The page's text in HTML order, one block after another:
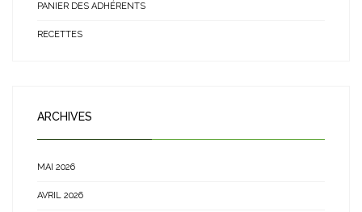
PANIER DES ADHÉRENTS
RECETTES
ARCHIVES
MAI 2026
AVRIL 2026